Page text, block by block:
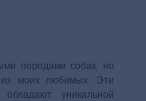
породами собак, но
моих любимых. Эти
уникальной